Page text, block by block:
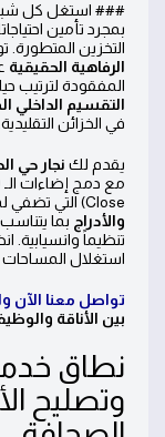
### استغل كل
بمجرد تأمين
التخزين
الرفاهية الحقيقية
المفقودة لترتيب
التقسيم الداخلي
في الخزائن التقليدية.
يقدم لك نجار حي
Close) التي تضفي لمسة عصرية. نحن نركز على
والأدراج بما
تنظيماً وانسيابية.
استغلال
تواصل معنا
بين الأناقة
نطاق
وتصليح